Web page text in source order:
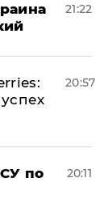
21:22
20:57
по
20:11